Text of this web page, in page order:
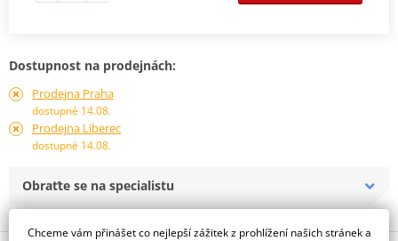
Dostupnost na prodejnách:
Prodejna Praha
dostupné 14.08.
Prodejna Liberec
dostupné 14.08.
Obraťte se na specialistu
Chceme vám přinášet co nejlepší zážitek z prohlížení našich stránek a